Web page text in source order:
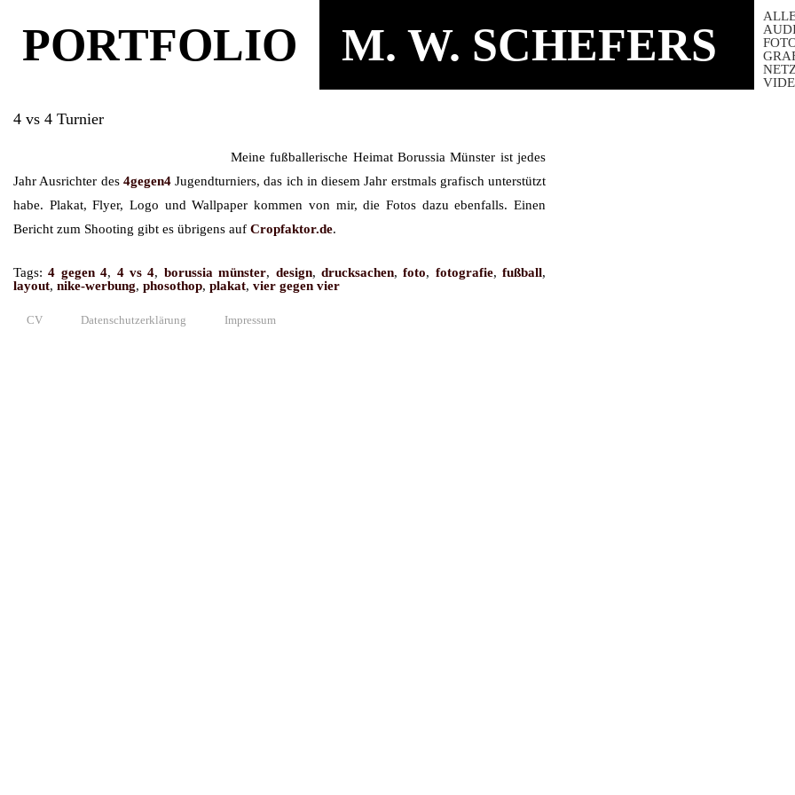
PORTFOLIO M. W. SCHEFERS
4 vs 4 Turnier
Meine fußballerische Heimat Borussia Münster ist jedes
Jahr Ausrichter des 4gegen4Jugendturniers, das ich in diesem Jahr erstmals grafisch unterstützt
habe. Plakat, Flyer, Logo und Wallpaper kommen von mir, die Fotos dazu ebenfalls. Einen
Bericht zum Shooting gibt es übrigens auf Cropfaktor.de.
Tags:4 gegen 4, 4 vs 4, borussia münster, design, drucksachen,foto, fotografie,fußball,
layout, nike-werbung, phosothop, plakat, vier gegen vier
CV Datenschutzerklärung Impressum